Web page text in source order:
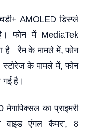
AMOLED डिस्प्ले
फोन में MediaTek
है। रैम के मामले में, फोन
के मामले में, फोन
गई है।
का प्राइमरी
वाइड एंगल कैमरा, 8